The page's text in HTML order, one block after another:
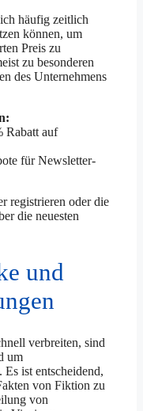
häufig zeitlich
können, um
Preis zu
zu besonderen
des Unternehmens
Rabatt auf
für Newsletter-
registrieren oder die
die neuesten
und
verbreiten, sind
um
ist entscheidend,
von Fiktion zu
von